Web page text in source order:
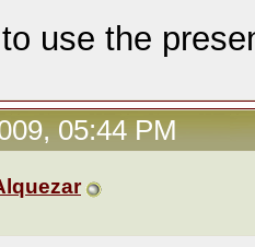
use the
05:44 PM